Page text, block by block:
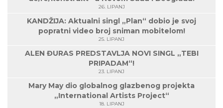
26. LIPANJ
KANDŽIJA: Aktualni singl „Plan“ dobio je svoj
popratni video broj sniman mobitelom!
25. LIPANJ
ALEN ĐURAS PREDSTAVLJA NOVI SINGL „TEBI
PRIPADAM“!
23. LIPANJ
Mary May dio globalnog glazbenog projekta
„International Artists Project“
18. LIPANJ